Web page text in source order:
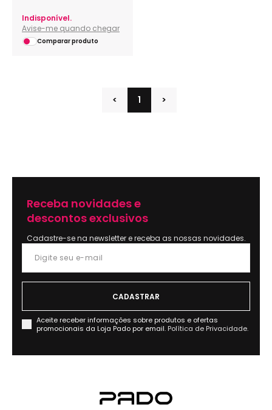
Indisponível.
Avise-me quando chegar
Comparar produto
< 1 >
Receba novidades e
descontos exclusivos
Cadastre-se na newsletter e receba as nossas novidades.
Aceite receber informações sobre produtos e ofertas
promocionais da Loja Pado por email. Política de Privacidade.